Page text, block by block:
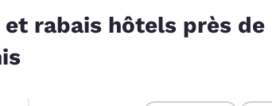
United States
rabais hôtels près